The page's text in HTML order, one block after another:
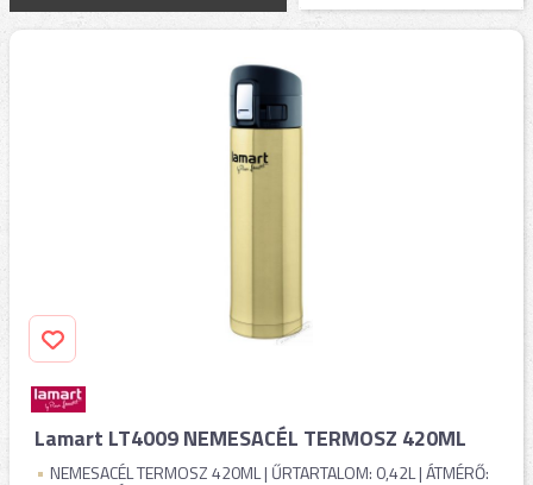
Lamart LT4009 NEMESACÉL TERMOSZ 420ML
NEMESACÉL TERMOSZ 420ML | ŰRTARTALOM: 0,42L | ÁTMÉRŐ: